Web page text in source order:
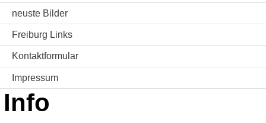
neuste Bilder
Freiburg Links
Kontaktformular
Impressum
Info